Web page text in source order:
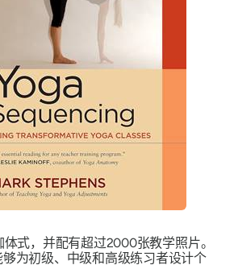
式，并配有超过2000张教学照片。
为初级、中级和高级练习者设计个